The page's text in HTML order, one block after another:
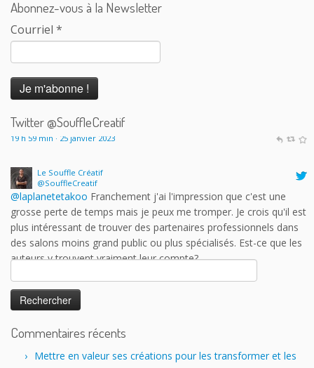
Abonnez-vous à la Newsletter
Courriel *
Twitter @SouffleCreatif
@SouffleCreatif
@laplanetetakooEn fait c'est le principe de payer tout le monde
correctement sauf les auteurs qui me dérange. 150 auteurs sur
200 touchent le RSA à Angoulême excusez-moi mais les calculs
sont pas bons...
Le Souffle Créatif
@laplanetetakooFranchement j'ai l'impression que c'est une
grosse perte de temps mais je peux me tromper. Je crois qu'il est
plus intéressant de trouver des partenaires professionnels dans
des salons moins grand public ou plus spécialisés. Est-ce que les
auteurs y trouvent vraiment leur compte?
17 h 43 min · 25 janvier 2023
Commentaires récents
Mettre en valeur ses créations pour les transformer et les